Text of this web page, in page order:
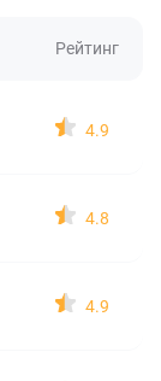
Рейтинг
4.9
4.8
4.9